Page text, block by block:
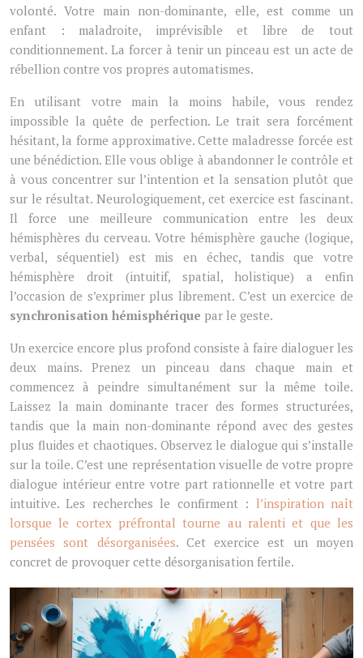
volonté. Votre main non-dominante, elle, est comme un
enfant : maladroite, imprévisible et libre de tout
conditionnement. La forcer à tenir un pinceau est un acte de
rébellion contre vos propres automatismes.
En utilisant votre main la moins habile, vous rendez
impossible la quête de perfection. Le trait sera forcément
hésitant, la forme approximative. Cette maladresse forcée est
une bénédiction. Elle vous oblige à abandonner le contrôle et
à vous concentrer sur l’intention et la sensation plutôt que
sur le résultat. Neurologiquement, cet exercice est fascinant.
Il force une meilleure communication entre les deux
hémisphères du cerveau. Votre hémisphère gauche (logique,
verbal, séquentiel) est mis en échec, tandis que votre
hémisphère droit (intuitif, spatial, holistique) a enfin
l’occasion de s’exprimer plus librement. C’est un exercice de
synchronisation hémisphérique par le geste.
Un exercice encore plus profond consiste à faire dialoguer les
deux mains. Prenez un pinceau dans chaque main et
commencez à peindre simultanément sur la même toile.
Laissez la main dominante tracer des formes structurées,
tandis que la main non-dominante répond avec des gestes
plus fluides et chaotiques. Observez le dialogue qui s’installe
sur la toile. C’est une représentation visuelle de votre propre
dialogue intérieur entre votre part rationnelle et votre part
intuitive. Les recherches le confirment : l’inspiration naît
lorsque le cortex préfrontal tourne au ralenti et que les
pensées sont désorganisées. Cet exercice est un moyen
concret de provoquer cette désorganisation fertile.